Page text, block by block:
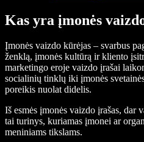
Kas yra įmonės
Įmonės vaizdo kūrėjas – svarbus
ženklą, įmonės kultūrą ir kliento
marketingo eroje vaizdo įrašai
socialinių tinklų iki įmonės
poreikis nuolat didelis.
Iš esmės įmonės vaizdo įrašas, dar
tai turinys, kuriamas įmonei ar
meniniams tikslams.